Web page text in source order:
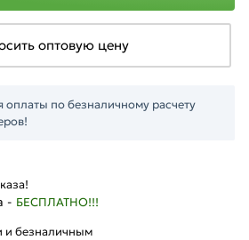
- БЕСПЛАТНО!!!
и безналичным
оптовую цену
по безналичному расчету